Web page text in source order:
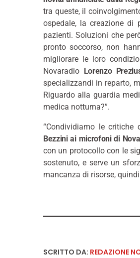
tra queste, il
ospedale, la creazione di
pazienti. Soluzioni che
pronto soccorso, non
migliorare le loro
Novaradio
Lorenzo
specializzandi in reparto,
Riguardo alla guardia
medica notturna?”.
“Condividiamo le critiche
Bezzini ai microfoni di
con un protocollo con le
sostenuto, e serve un
mancanza di risorse,
SCRITTO DA: REDAZIONE